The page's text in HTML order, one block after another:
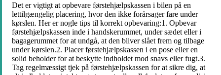
Det er vigtigt at opbevare førstehjælpskassen i bilen på en
lettilgængelig placering, hvor den ikke forårsager fare under
kørslen. Her er nogle tips til korrekt opbevaring:1. Opbevar
førstehjælpskassen inde i handskerummet, under sædet eller i
bagagerummet for at undgå, at den bliver slået frem og tilbage
under kørslen.2. Placer førstehjælpskassen i en pose eller en
solid beholder for at beskytte indholdet mod snavs eller fugt.3.
Tag regelmæssigt tjek på førstehjælpskassen for at sikre dig, at